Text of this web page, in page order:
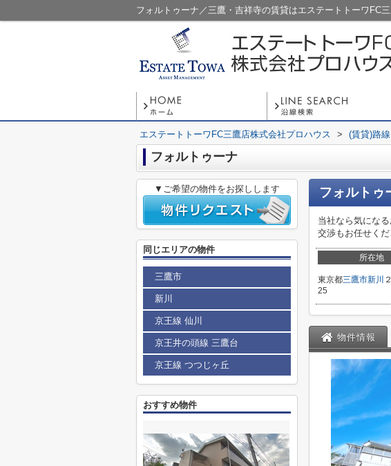
フォルトゥーナ／三鷹・吉祥寺の賃貸はエステートトーワFC
エステートトーワFC三鷹店株式会社プロハウス > (賃貸)路
フォルトゥーナ
フォルトゥ
当社なら気にな
交渉もお任せく
所在地
東京都三鷹市新川
25
物件情報
▼ご希望の物件をお探しします
同じエリアの物件
三鷹市
新川
京王線 仙川
京王井の頭線 三鷹台
京王線 つつじヶ丘
おすすめ物件